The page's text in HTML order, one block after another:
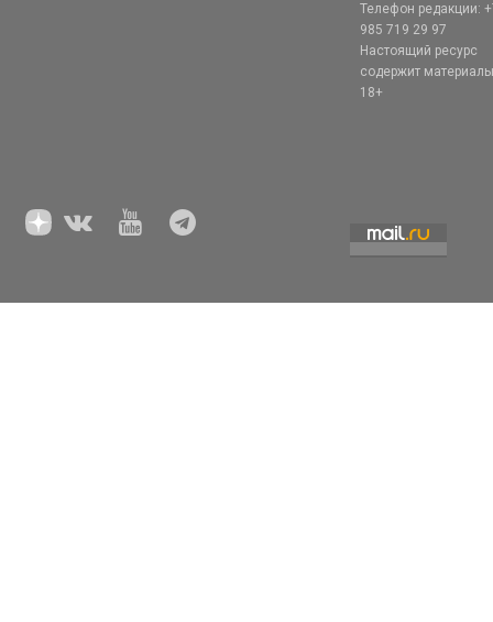
Телефон редакции:
985 719 29 97
Настоящий ресурс
содержит
18+